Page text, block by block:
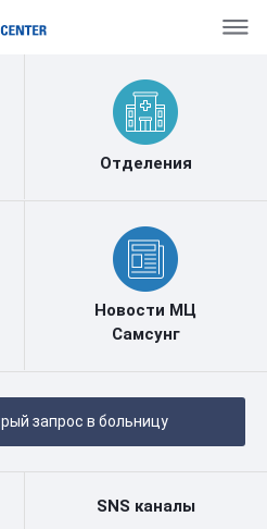
Отделения
Новости МЦ
Самсунг
запрос в больницу
SNS каналы